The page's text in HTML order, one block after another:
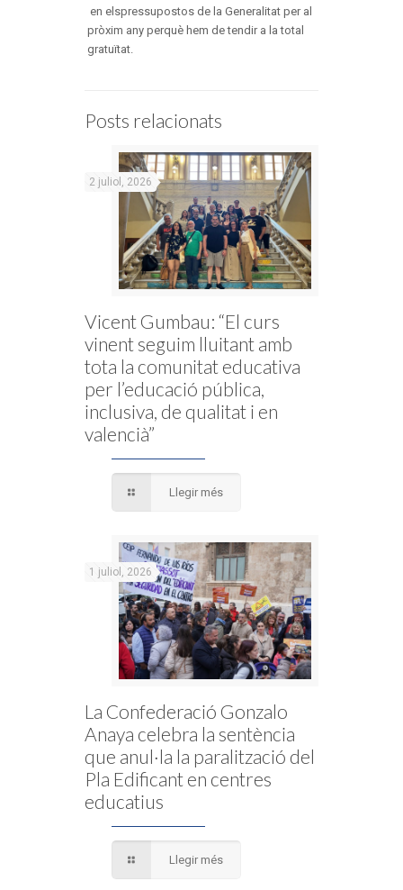
en elspressupostos de la Generalitat per al
pròxim any perquè hem de tendir a la total
gratuïtat.
Posts relacionats
2 juliol, 2026
Vicent Gumbau: “El curs
vinent seguim lluitant amb
tota la comunitat educativa
per l’educació pública,
inclusiva, de qualitat i en
valencià”
Llegir més
1 juliol, 2026
La Confederació Gonzalo
Anaya celebra la sentència
que anul·la la paralització del
Pla Edificant en centres
educatius
Llegir més